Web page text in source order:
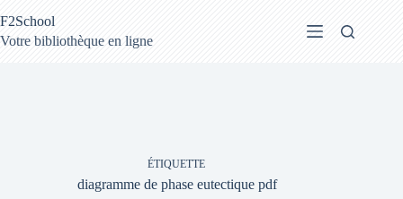
au
contenu
F2School
Votre bibliothèque en ligne
ÉTIQUETTE
diagramme de phase eutectique pdf